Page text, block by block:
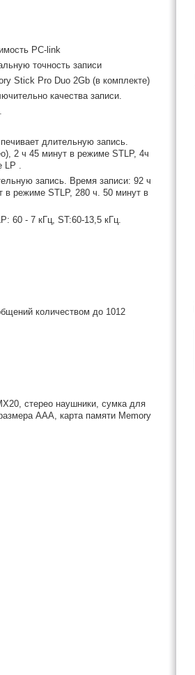
PC-link
точность записи
Stick Pro Duo 2Gb (в комплекте)
качества записи.
длительную запись.
2 ч 45 минут в режиме STLP, 4ч
LP .
запись. Время записи: 92 ч
в режиме STLP, 280 ч. 50 минут в
60 - 7 кГц, ST:60-13,5 кГц.
количеством до 1012
стерео наушники, сумка для
AAA, карта памяти Memory